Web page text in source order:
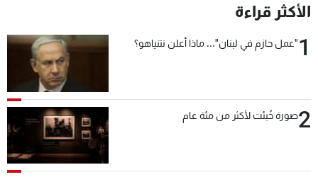
الأكثر قراءة
1"عمل حازم في لبنان"... ماذا أعلن نتنياهو؟
2صورة خُبئت لأكثر من مئة عام
عن MTV
الإنـتـاج
وظائف